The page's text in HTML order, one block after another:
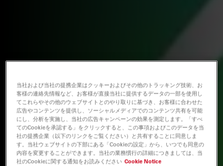
当社および当社の提携企業はクッキーおよびその他のトラッキング技術、お
客様の連絡先情報など、お客様が直接当社に提供するデータの一部を使用し
てこれらやその他のウェブサイトとのやり取りに基づき、お客様に合わせた
広告やコンテンツを提供し、ソーシャルメディアでのコンテンツ共有を可能
にし、分析を実施し、当社の広告キャンペーンの効果を測定します。「すべ
てのCookieを承認する」をクリックすると、この事項およびこのデータを当
社の提携企業（以下のリンクをご覧ください）と共有することに同意しま
す。当社ウェブサイトの下部にある「Cookieの設定」から、いつでも同意の
内容を変更することができます。当社の業務慣行の詳細につきましては、当
社のCookieに関する通知をお読みください Cookie Notice